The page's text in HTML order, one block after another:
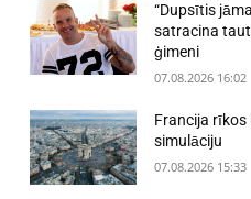
“Dupsītis
satracina
ģimeni
07.08.2026 16:02
Francija
simulāciju
07.08.2026 15:33